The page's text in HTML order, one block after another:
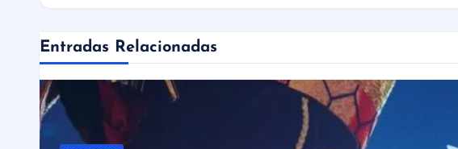
Entradas Relacionadas